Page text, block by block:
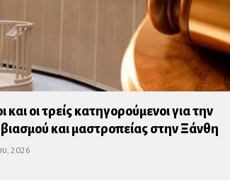
και οι τρείς κατηγορούμενοι για την
και μαστροπείας στην Ξάνθη
2026